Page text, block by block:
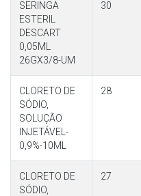
SERINGA
ESTERIL
DESCART
0,05ML
26GX3/8-UM
30
CLORETO DE
SÓDIO,
SOLUÇÃO
INJETÁVEL-
0,9%-10ML
28
CLORETO DE
SÓDIO,
27